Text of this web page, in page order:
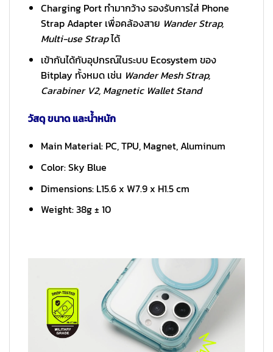
Charging Port ทำมากว้าง รองรับการใส่ Phone
Strap Adapter เพื่อคล้องสาย Wander Strap,
Multi-use Strapได้
เข้ากันได้กับอุปกรณ์ในระบบ Ecosystem ของ
Bitplay ทั้งหมด เช่น Wander Mesh Strap,
Carabiner V2, Magnetic Wallet Stand
วัสดุ ขนาด และน้ำหนัก
Main Material: PC, TPU, Magnet, Aluminum
Color: Sky Blue
Dimensions: L15.6 x W7.9 x H1.5 cm
Weight: 38g ± 10